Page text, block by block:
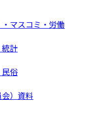
マスコミ・労働
計
俗
）資料